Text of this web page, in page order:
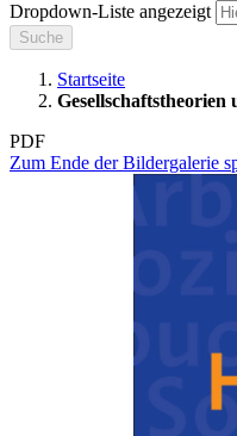
Dropdown-Liste angezeigt
Suche
Startseite
Gesellschaftstheorien
PDF
Zum Ende der Bildergalerie